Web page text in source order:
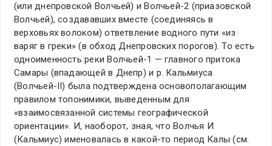
(или днепровской Волчьей) и Волчьей-2 (приазовской
Волчьей), создававших вместе (соединяясь в
верховьях волоком) ответвление водного пути «из
варяг в греки» (в обход Днепровских порогов). То есть
одноименность реки Волчьей-1 — главного притока
Самары (впадающей в Днепр) и р. Кальмиуса
(Волчьей-II) была подтверждена основополагающим
правилом топонимики, выведенным для
«взаимосвязанной системы географической
ориентации». И, наоборот, зная, что Волчья И
(Кальмиус) именовалась в какой-то период Калы (см.